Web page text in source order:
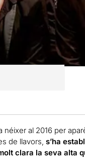
néixer al 2016 per
de llavors, s’ha
clara la seva alta